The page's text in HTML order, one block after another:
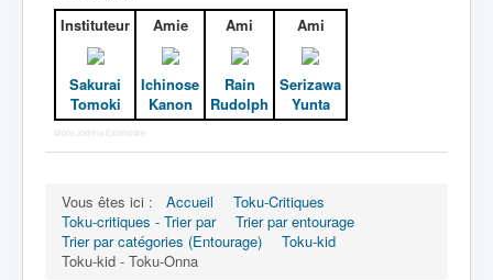
Instituteur
Sakurai
Tomoki
Amie
Ichinose
Kanon
Ami
Rain
Rudolph
Ami
Serizawa
Yunta
More Joomla Extensions
Vous êtes ici : Accueil
Toku-Critiques
Toku-critiques - Trier par
Trier par entourage
Trier par catégories (Entourage)
Toku-kid
Toku-kid - Toku-Onna